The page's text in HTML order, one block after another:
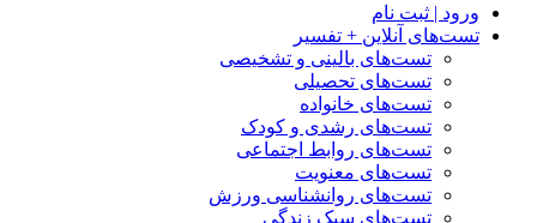
ورود | ثبت نام
تست‌های آنلاین + تفسیر
تست‌های بالینی و تشخیصی
تست‌های تحصیلی
تست‌های خانواده
تست‌های رشدی و کودک
تست‌های روابط اجتماعی
تست‌های معنویت
تست‌های روانشناسی ورزش
تست‌های سبک زندگی